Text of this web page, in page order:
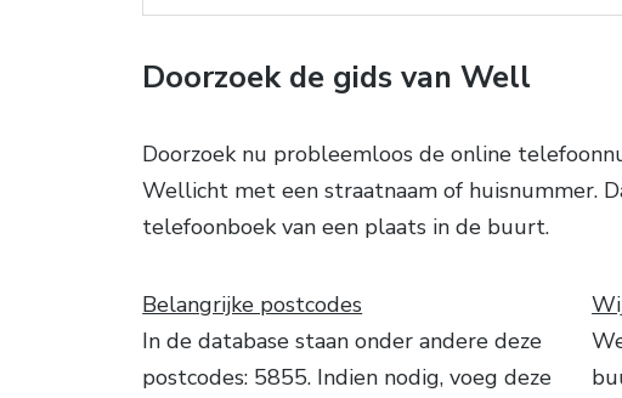
Doorzoek de gids van Well
Doorzoek nu probleemloos de online
Wellicht met een straatnaam of huisnummer.
telefoonboek van een plaats in de buurt.
Belangrijke postcodes
In de database staan onder andere deze
postcodes: 5855. Indien nodig, voeg deze